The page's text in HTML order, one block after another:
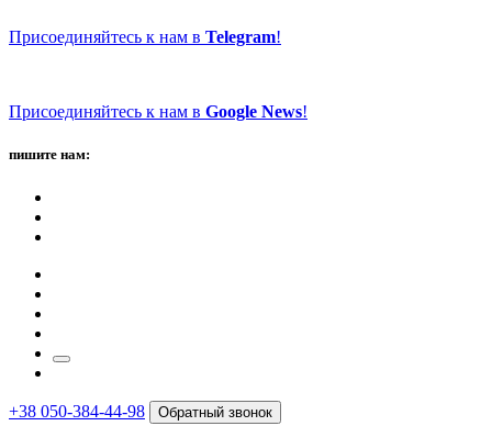
Присоединяйтесь к нам в Telegram!
Присоединяйтесь к нам в Google News!
пишите нам:
+38 050-384-44-98 Обратный звонок